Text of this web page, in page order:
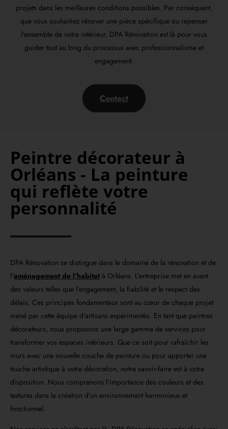
projets dans les meilleures conditions possibles. Par conséquent,
que vous souhaitiez rénover une pièce spécifique ou repenser
l'ensemble de votre intérieur, DPA Rénovation est là pour vous
guider tout au long du processus avec professionnalisme et
engagement.
Contact
Peintre décorateur à
Orléans - La peinture
qui reflète votre
personnalité
DPA Rénovation se distingue dans le domaine de la rénovation et de
l'aménagement de l'habitat à Orléans. L'entreprise met en avant
des valeurs telles que l'engagement, la fiabilité et le respect des
délais. Ces principes fondamentaux sont au cœur de chaque projet
mené par cette équipe d'artisans expérimentés. En tant que peintres
décorateurs, nous proposons une large gamme de services pour
transformer vos espaces intérieurs. Que ce soit pour rafraîchir les
murs avec une nouvelle couche de peinture ou pour apporter une
touche artistique à votre décoration, notre savoir-faire est à votre
disposition. Nous comprenons l'importance des couleurs et des
textures dans la création d'un environnement harmonieux et
fonctionnel.